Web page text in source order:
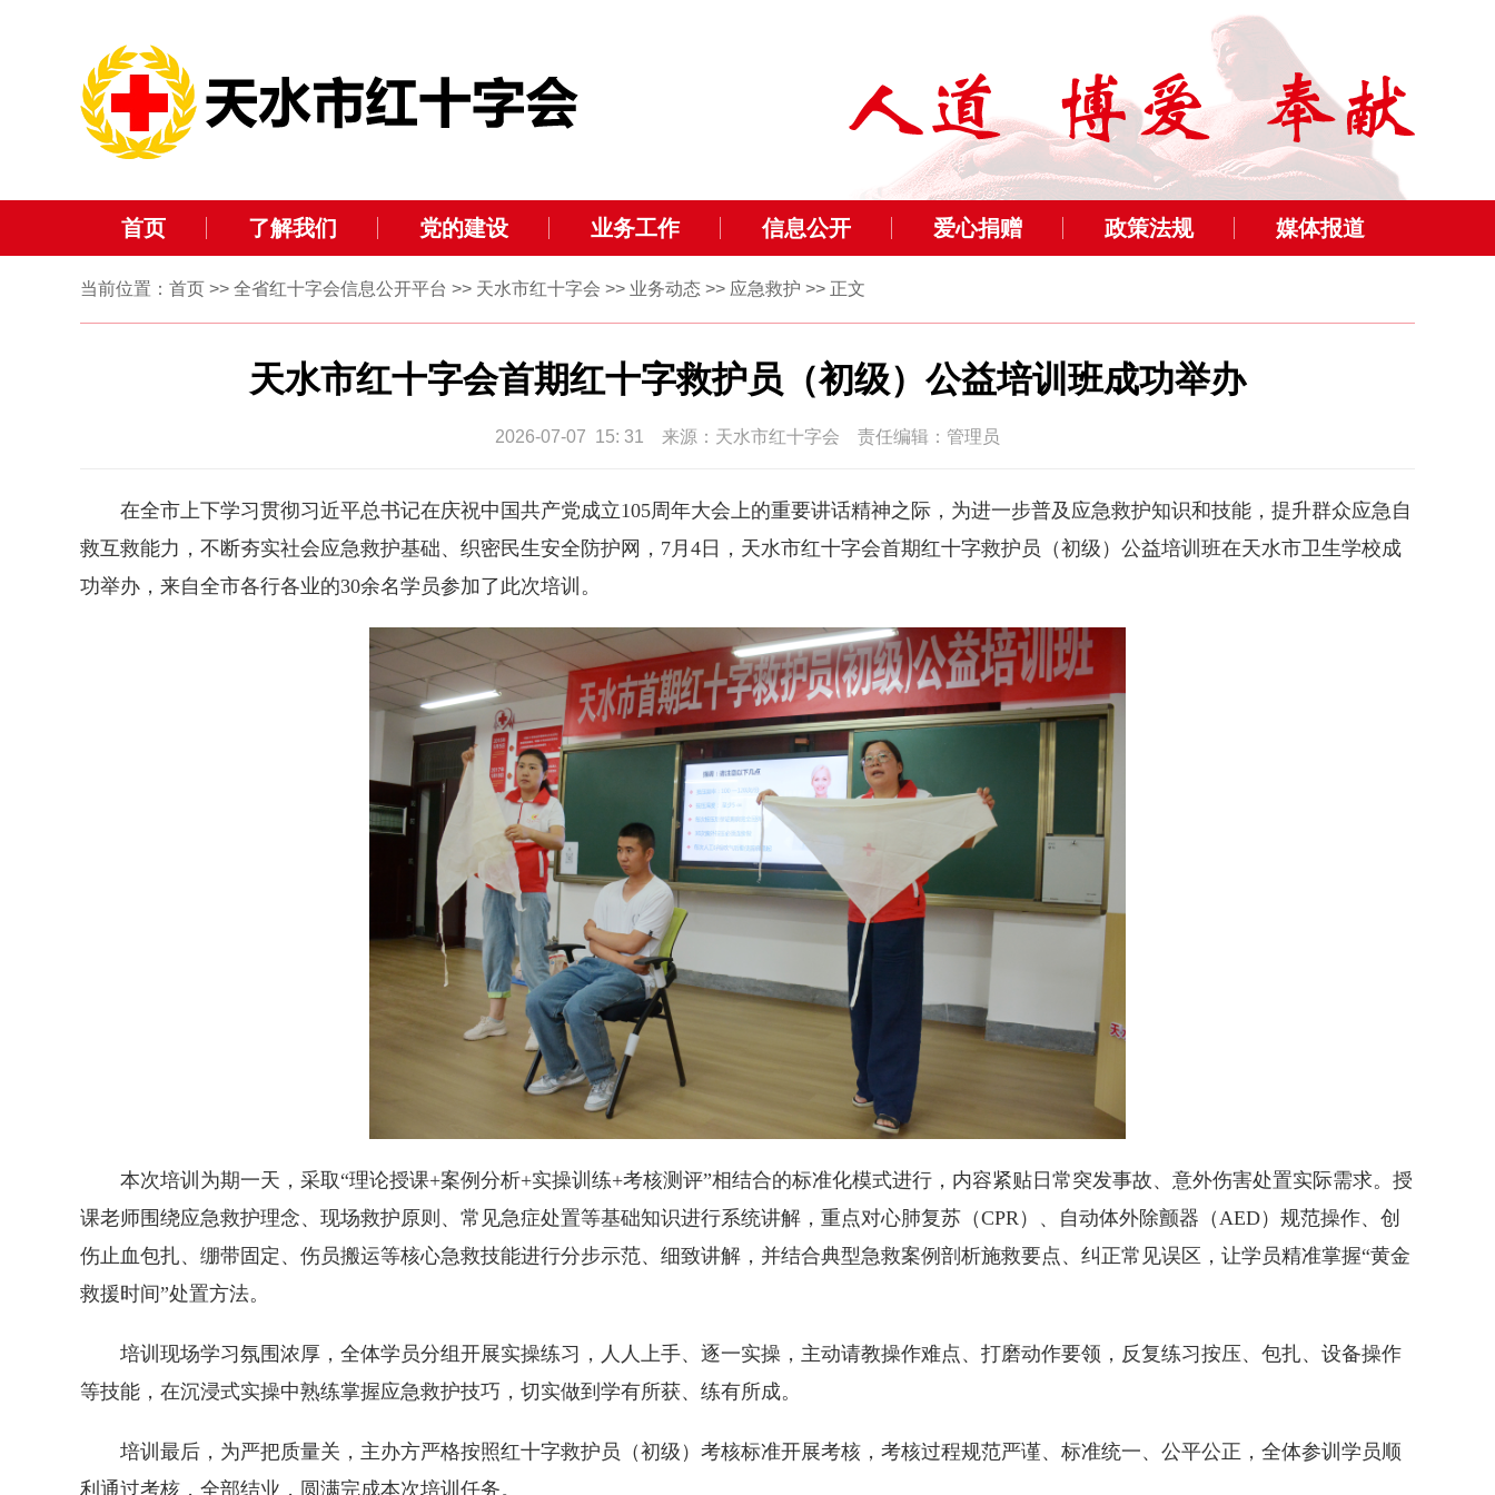
首页 了解我们 党的建设 业务工作 信息公开 爱心捐赠 政策法规 媒体报道
当前位置： 首页 >> 全省红十字会信息公开平台 >> 天水市红十字会 >> 业务动态 >> 应急救护 >> 正文
天水市红十字会首期红十字救护员（初级）公益培训班成功举办
2026-07-07 15: 31 来源：天水市红十字会 责任编辑：管理员
在全市上下学习贯彻习近平总书记在庆祝中国共产党成立105周年大会上的重要讲话精神之际，为进一步普及应急救护知识和技能，提升群众应急自
救互救能力，不断夯实社会应急救护基础、织密民生安全防护网，7月4日，天水市红十字会首期红十字救护员（初级）公益培训班在天水市卫生学校成
功举办，来自全市各行各业的30余名学员参加了此次培训。
本次培训为期一天，采取“理论授课+案例分析+实操训练+考核测评”相结合的标准化模式进行，内容紧贴日常突发事故、意外伤害处置实际需求。授
课老师围绕应急救护理念、现场救护原则、常见急症处置等基础知识进行系统讲解，重点对心肺复苏（CPR）、自动体外除颤器（AED）规范操作、创
伤止血包扎、绷带固定、伤员搬运等核心急救技能进行分步示范、细致讲解，并结合典型急救案例剖析施救要点、纠正常见误区，让学员精准掌握“黄金
救援时间”处置方法。
培训现场学习氛围浓厚，全体学员分组开展实操练习，人人上手、逐一实操，主动请教操作难点、打磨动作要领，反复练习按压、包扎、设备操作
等技能，在沉浸式实操中熟练掌握应急救护技巧，切实做到学有所获、练有所成。
培训最后，为严把质量关，主办方严格按照红十字救护员（初级）考核标准开展考核，考核过程规范严谨、标准统一、公平公正，全体参训学员顺
利通过考核，全部结业，圆满完成本次培训任务。